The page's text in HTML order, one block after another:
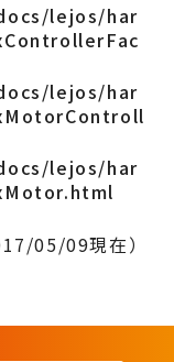
lejos/har
lejos/har
lejos/har
05/09現在）